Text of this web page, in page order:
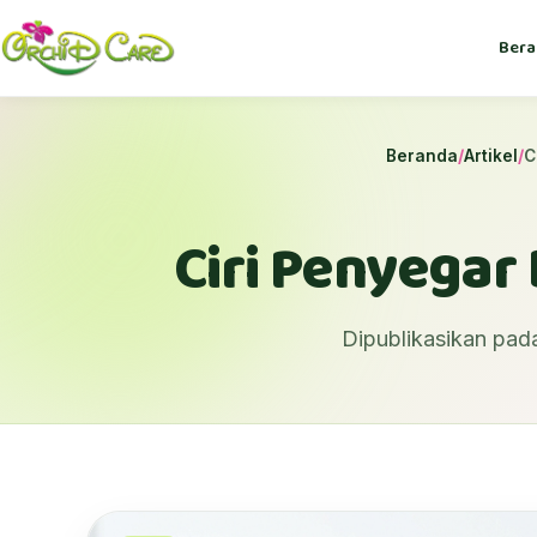
Beranda/Artikel /
Ciri
Dipublikasikan